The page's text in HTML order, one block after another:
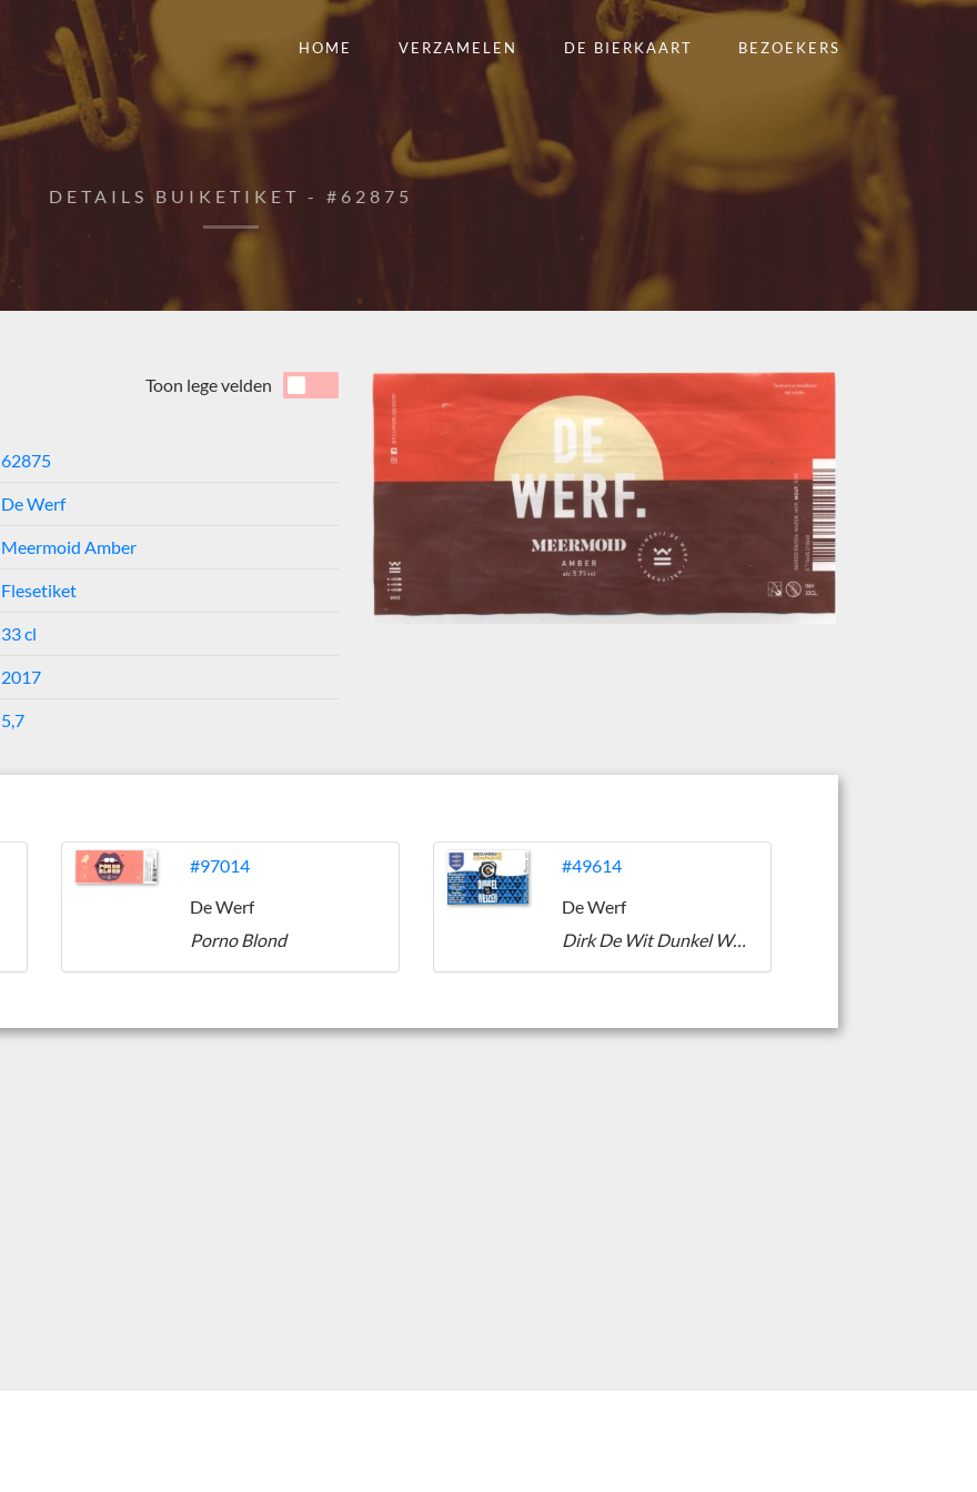
HOME VERZAMELEN DE BIERKAART BEZOEKERS
DETAILS BUIKETIKET - #62875
Toon lege velden
62875
De Werf
Meermoid Amber
Flesetiket
33 cl
2017
5,7
#97014
De Werf
Porno Blond
#49614
De Werf
Dirk De Wit Dunkel Weizen